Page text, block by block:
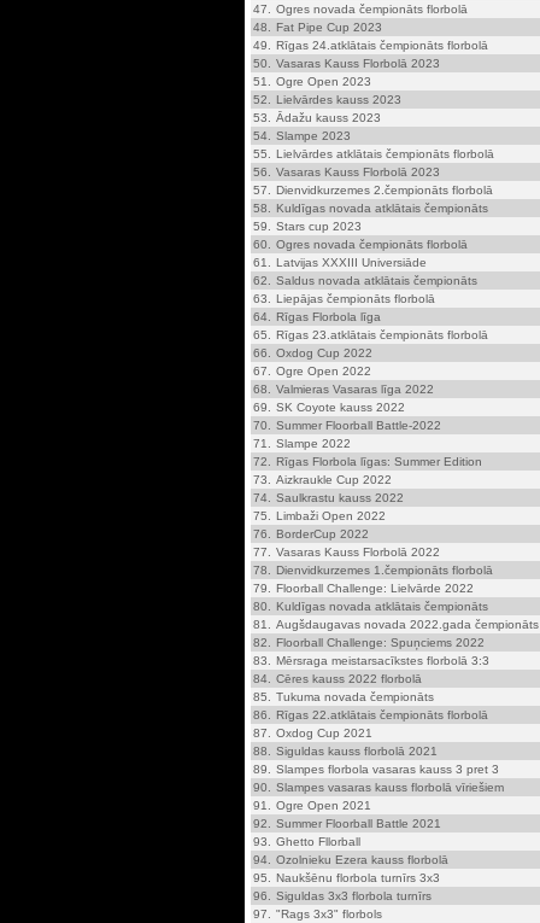
47.
Ogres novada čempionāts florbolā
48.
Fat Pipe Cup 2023
49.
Rīgas 24.atklātais čempionāts florbolā
50.
Vasaras Kauss Florbolā 2023
51.
Ogre Open 2023
52.
Lielvārdes kauss 2023
53.
Ādažu kauss 2023
54.
Slampe 2023
55.
Lielvārdes atklātais čempionāts florbolā
56.
Vasaras Kauss Florbolā 2023
57.
Dienvidkurzemes 2.čempionāts florbolā
58.
Kuldīgas novada atklātais čempionāts
59.
Stars cup 2023
60.
Ogres novada čempionāts florbolā
61.
Latvijas XXXIII Universiāde
62.
Saldus novada atklātais čempionāts
63.
Liepājas čempionāts florbolā
64.
Rīgas Florbola līga
65.
Rīgas 23.atklātais čempionāts florbolā
66.
Oxdog Cup 2022
67.
Ogre Open 2022
68.
Valmieras Vasaras līga 2022
69.
SK Coyote kauss 2022
70.
Summer Floorball Battle-2022
71.
Slampe 2022
72.
Rīgas Florbola līgas: Summer Edition
73.
Aizkraukle Cup 2022
74.
Saulkrastu kauss 2022
75.
Limbaži Open 2022
76.
BorderCup 2022
77.
Vasaras Kauss Florbolā 2022
78.
Dienvidkurzemes 1.čempionāts florbolā
79.
Floorball Challenge: Lielvārde 2022
80.
Kuldīgas novada atklātais čempionāts
81.
Augšdaugavas novada 2022.gada čempionāts
82.
Floorball Challenge: Spuņciems 2022
83.
Mērsraga meistarsacīkstes florbolā 3:3
84.
Cēres kauss 2022 florbolā
85.
Tukuma novada čempionāts
86.
Rīgas 22.atklātais čempionāts florbolā
87.
Oxdog Cup 2021
88.
Siguldas kauss florbolā 2021
89.
Slampes florbola vasaras kauss 3 pret 3
90.
Slampes vasaras kauss florbolā vīriešiem
91.
Ogre Open 2021
92.
Summer Floorball Battle 2021
93.
Ghetto Fllorball
94.
Ozolnieku Ezera kauss florbolā
95.
Naukšēnu florbola turnīrs 3x3
96.
Siguldas 3x3 florbola turnīrs
97.
"Rags 3x3" florbols